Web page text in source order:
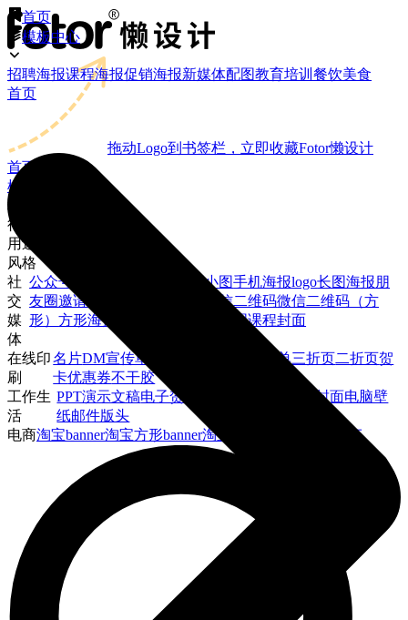
拖动Logo到书签栏，立即收藏Fotor懒设计
首页
模板中心
场景
行业
用途
风格
社
交
媒
体
公众号封面大图 公众号封面小图手机海报logo长图海报朋
友圈邀请函
微信二维码微信二维码（方
形）方形海报 微博焦点图课程封面
在线印
刷
名片DM宣传单 菜单三折页二折页贺
卡优惠券不干胶
工作生
活
PPT演示文稿电子贺卡 视频封面电脑壁
纸邮件版头
电商淘宝banner淘宝方形banner淘宝店铺招牌 主图直通车
首页
模板中心
招聘海报课程海报促销海报新媒体配图教育培训 餐饮美食
首页